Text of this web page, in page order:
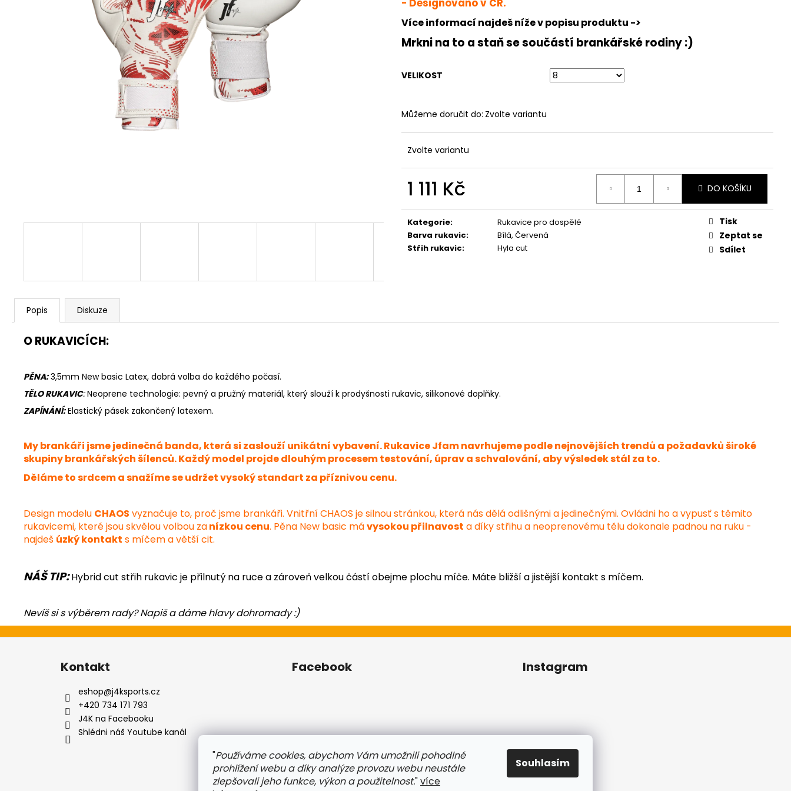
"Používáme cookies, abychom Vám umožnili pohodlné
prohlížení webu a díky analýze provozu webu neustále
zlepšovali jeho funkce, výkon a použitelnost."více
Souhlasím
Více informací najdeš níže v popisu produktu ->
Mrkni na to a staň se součástí brankářské rodiny :)
VELIKOST
Můžeme doručit do: Zvolte variantu
Zvolte variantu
1 111 Kč
cena:
DO KOŠÍKU
Kategorie:
Rukavice pro dospělé
Barva rukavic:
Bílá, Červená
Střih rukavic: Hyla cut
Tisk
Zeptat se
Sdílet
Popis Diskuze
O RUKAVICÍCH:
PĚNA:3,5mm New basic Latex, dobrá volba do každého počasí.
TĚLO RUKAVIC:Neoprene technologie: pevný a pružný materiál, který slouží k prodyšnosti rukavic, silikonové doplňky.
ZAPÍNÁNÍ:Elastický pásek zakončený latexem.
My brankáři jsme jedinečná banda, která si zaslouží unikátní vybavení. Rukavice Jfam navrhujeme podle nejnovějších trendů a požadavků široké
skupiny brankářských šílenců. Každý model projde dlouhým procesem testování, úprav a schvalování, aby výsledek stál za to.
Děláme to srdcem a snažíme se udržet vysoký standart za příznivou cenu.
Design modelu CHAOS vyznačuje to, proč jsme brankáři. Vnitřní CHAOS je silnou stránkou, která nás dělá odlišnými a jedinečnými. Ovládni ho a vypusť s těmito
rukavicemi, které jsou skvělou volbou zanízkou cenu. Pěna New basic mávysokou přilnavost a díky střihu a neoprenovému tělu dokonale padnou na ruku -
najdeš úzký kontakt s míčem a větší cit.
NÁŠ TIP:Hybrid cut střih rukavic je přilnutý na ruce a zároveň velkou částí obejme plochu míče. Máte bližší a jistější kontakt s míčem.
Nevíš si s výběrem rady? Napiš a dáme hlavy dohromady :)
JFAM MASSIVE ROLL 2.0
1 890 Kč
JFAM HOPE PRO
1 890 Kč
JFAM MASSIVE NEG 2.0
1 890 Kč
Z
Kontakt
eshop@j4ksports.cz
+420 734 171 793
J4K na Facebooku
Shlédni náš Youtube kanál
Facebook Instagram